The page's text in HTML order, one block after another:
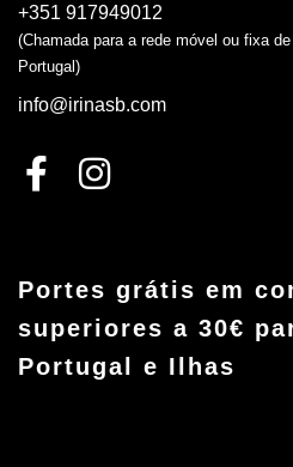
+351 917949012
(Chamada para a rede móvel ou fixa
Portugal)
info@irinasb.com
Portes grátis em
superiores a 30€
Portugal e Ilhas